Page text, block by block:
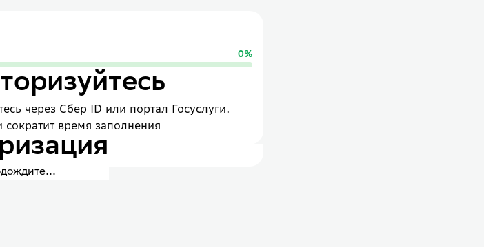
0%
через Сбер ID или портал Госуслуги.
время заполнения